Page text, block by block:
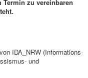
zu vereinbaren
IDA_NRW (Informations-
und